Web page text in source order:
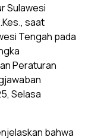
Sulawesi
saat
Tengah pada
Peraturan
Selasa
bahwa